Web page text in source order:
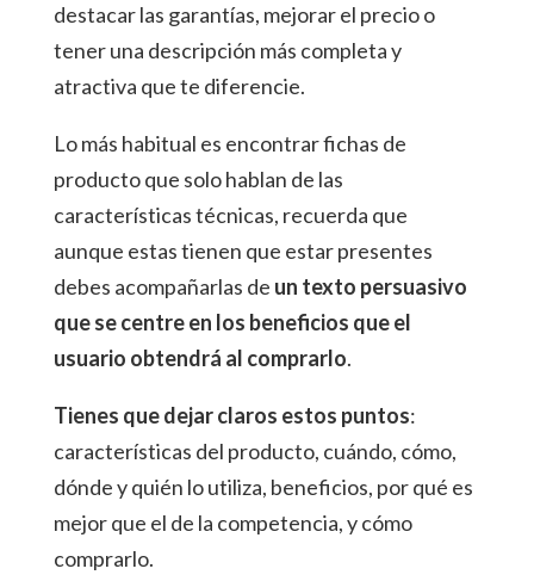
destacar las garantías, mejorar el precio o
tener una descripción más completa y
atractiva que te diferencie.
Lo más habitual es encontrar fichas de
producto que solo hablan de las
características técnicas, recuerda que
aunque estas tienen que estar presentes
debes acompañarlas de un texto persuasivo
que se centre en los beneficios que el
usuario obtendrá al comprarlo.
Tienes que dejar claros estos puntos:
características del producto, cuándo, cómo,
dónde y quién lo utiliza, beneficios, por qué es
mejor que el de la competencia, y cómo
comprarlo.